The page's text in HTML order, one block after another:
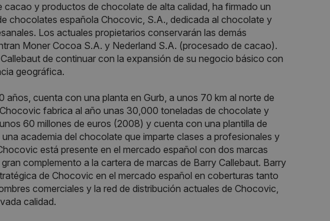
cacao y productos de chocolate de alta calidad, ha firmado un
chocolates española Chocovic, S.A., dedicada al chocolate y
Los actuales propietarios conservarán las demás
Moner Cocoa S.A. y Nederland S.A. (procesado de cacao).
de continuar con la expansión de su negocio básico con
geográfica.
cuenta con una planta en Gurb, a unos 70 km al norte de
fabrica al año unas 30,000 toneladas de chocolate y
60 millones de euros (2008) y cuenta con una plantilla de
academia del chocolate que imparte clases a profesionales y
está presente en el mercado español con dos marcas
complemento a la cartera de marcas de Barry Callebaut. Barry
de Chocovic en el mercado español en coberturas tanto
comerciales y la red de distribución actuales de Chocovic,
calidad.